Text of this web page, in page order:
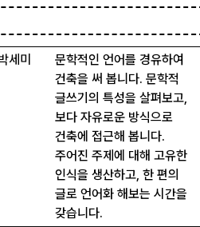
세미
문학적인 언어를 경유하여
건축을 써 봅니다. 문학적
글쓰기의 특성을 살펴보고,
보다 자유로운 방식으로
건축에 접근해 봅니다.
주어진 주제에 대해 고유한
인식을 생산하고, 한 편의
글로 언어화 해보는 시간을
갖습니다.